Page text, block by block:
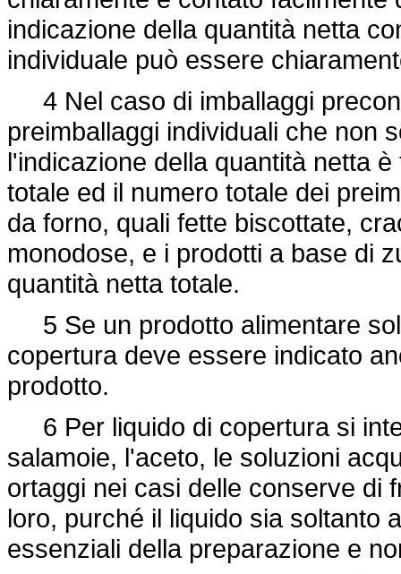
indicazione della quantità netta
individuale può essere
4 Nel caso di imballaggi
preimballaggi individuali che non
l'indicazione della quantità netta
totale ed il numero totale dei
da forno, quali fette biscottate,
monodose, e i prodotti a base di
quantità netta totale.
5 Se un prodotto alimentare
copertura deve essere indicato
prodotto.
6 Per liquido di copertura si
salamoie, l'aceto, le soluzioni
ortaggi nei casi delle conserve di
loro, purché il liquido sia soltanto
essenziali della preparazione e